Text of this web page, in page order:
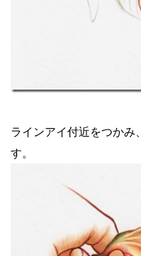
ラインアイ付近をつかみ
す。